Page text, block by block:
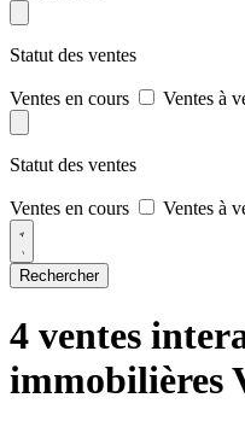
Statut des ventes
Ventes en cours Ventes à
Statut des ventes
Ventes en cours Ventes à
Rechercher
4 ventes
immobilières